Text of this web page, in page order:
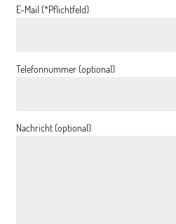
E-Mail (*Pflichtfeld)
Telefonnummer (optional)
Nachricht (optional)